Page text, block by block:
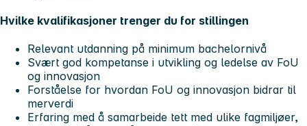
Hvilke kvalifikasjoner trenger du for stillingen
Relevant utdanning på minimum bachelornivå
Svært god kompetanse i utvikling og ledelse av FoU
og innovasjon
Forståelse for hvordan FoU og innovasjon bidrar til
merverdi
Erfaring med å samarbeide tett med ulike fagmiljøer,